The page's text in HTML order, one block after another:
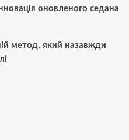
оновленого седана
метод, який назавжди